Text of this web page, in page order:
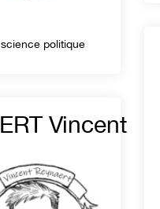
politique
Vincent